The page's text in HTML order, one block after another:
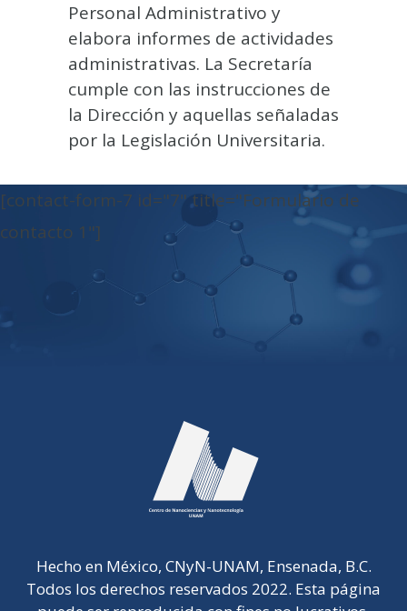
Personal Administrativo y
elabora informes de actividades
administrativas. La Secretaría
cumple con las instrucciones de
la Dirección y aquellas señaladas
por la Legislación Universitaria.
[contact-form-7 id="7" title="Formulario de
contacto 1"]
Hecho en México, CNyN-UNAM, Ensenada, B.C.
Todos los derechos reservados 2022. Esta página